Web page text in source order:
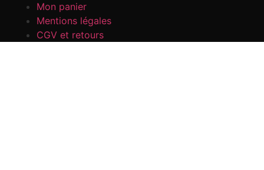
Mon panier
Mentions légales
CGV et retours